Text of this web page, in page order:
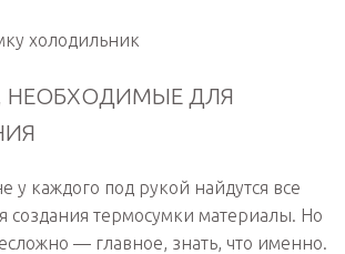
НЕОБХОДИМЫЕ ДЛЯ
у каждого под рукой найдутся все
создания термосумки материалы. Но
— главное, знать, что именно.